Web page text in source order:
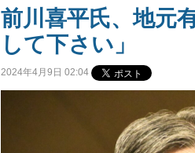
前川喜平氏、地元
して下さい」
2024年4月9日 02:04